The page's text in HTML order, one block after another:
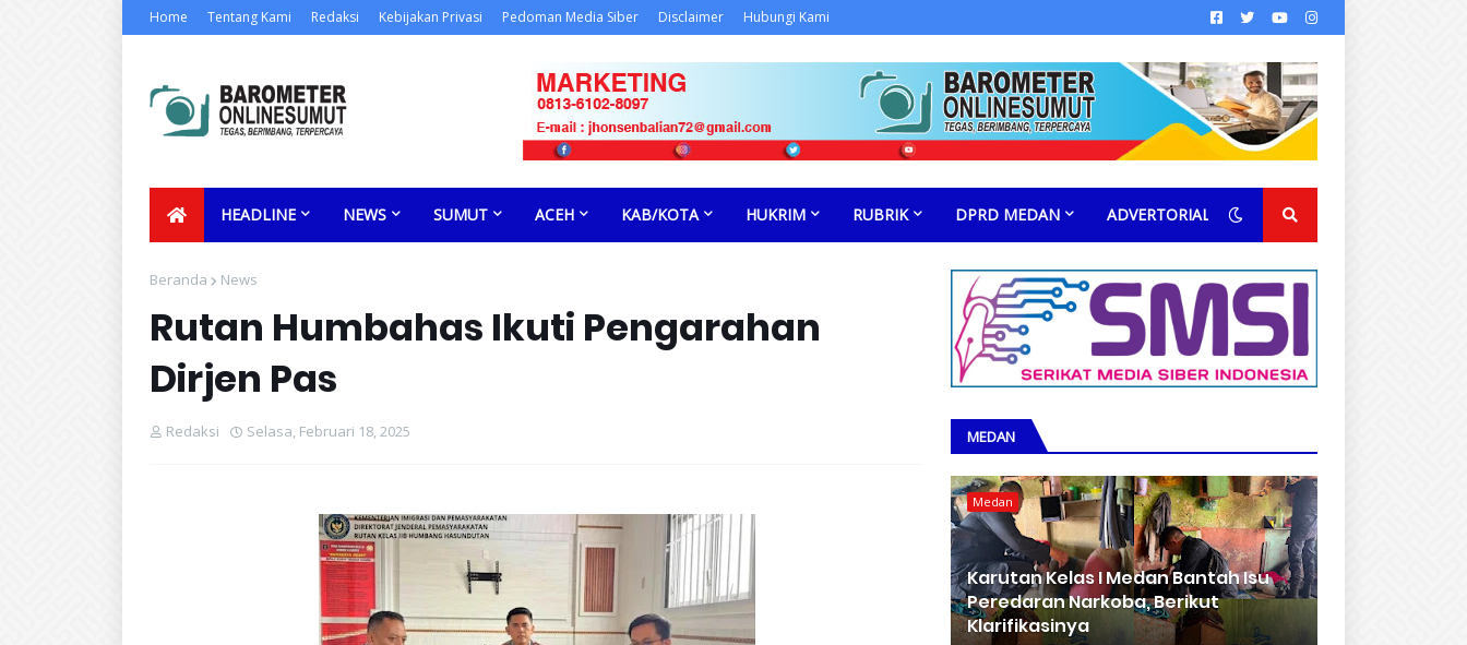
Home Tentang Kami Redaksi Kebijakan Privasi Pedoman Media Siber Disclaimer Hubungi Kami
HEADLINE NEWS SUMUT ACEH KAB/KOTA HUKRIM RUBRIK DPRD MEDAN ADVERTORIAL
Beranda News
Rutan Humbahas Ikuti Pengarahan
Dirjen Pas
Redaksi Selasa, Februari 18, 2025 MEDAN
Medan
Karutan Kelas I Medan Bantah Isu
Peredaran Narkoba, Berikut
Klarifikasinya